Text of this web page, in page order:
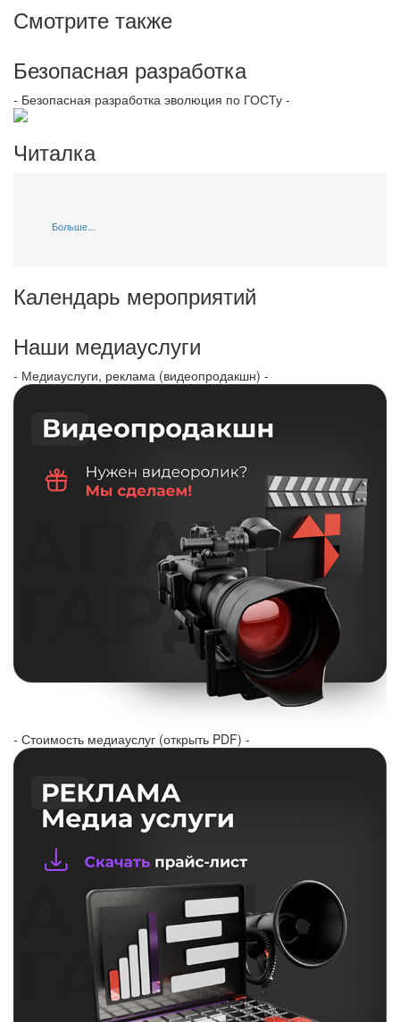
Смотрите также
Безопасная разработка
- Безопасная разработка эволюция по ГОСТу -
Читалка
Больше...
Календарь мероприятий
Наши медиауслуги
- Медиауслуги, реклама (видеопродакшн) -
- Стоимость медиауслуг (открыть PDF) -